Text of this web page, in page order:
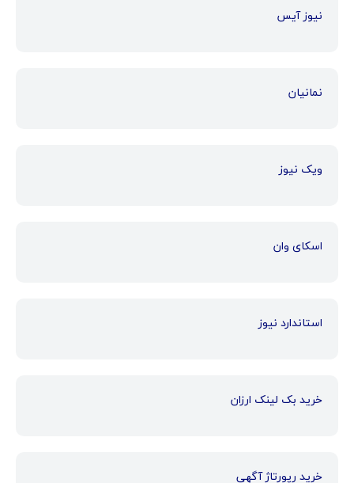
نیوز آیس
نمانیان
ویک نیوز
اسکای وان
استاندارد نیوز
خرید بک لینک ارزان
خرید رپورتاژ آگهی